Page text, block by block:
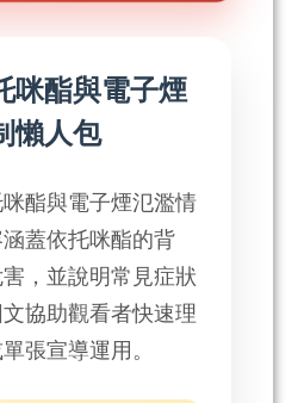
咪酯與電子煙
懶人包
酯與電子煙氾濫情
蓋依托咪酯的背
，並說明常見症狀
協助觀看者快速理
張宣導運用。